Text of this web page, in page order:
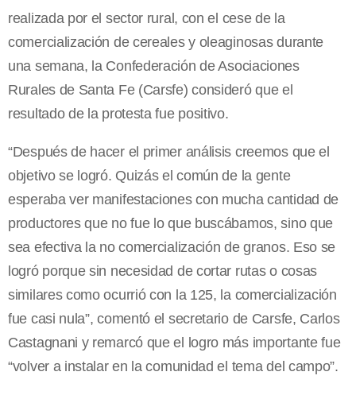
realizada por el sector rural, con el cese de la
comercialización de cereales y oleaginosas durante
una semana, la Confederación de Asociaciones
Rurales de Santa Fe (Carsfe) consideró que el
resultado de la protesta fue positivo.
“Después de hacer el primer análisis creemos que el
objetivo se logró. Quizás el común de la gente
esperaba ver manifestaciones con mucha cantidad de
productores que no fue lo que buscábamos, sino que
sea efectiva la no comercialización de granos. Eso se
logró porque sin necesidad de cortar rutas o cosas
similares como ocurrió con la 125, la comercialización
fue casi nula”, comentó el secretario de Carsfe, Carlos
Castagnani y remarcó que el logro más importante fue
“volver a instalar en la comunidad el tema del campo”.